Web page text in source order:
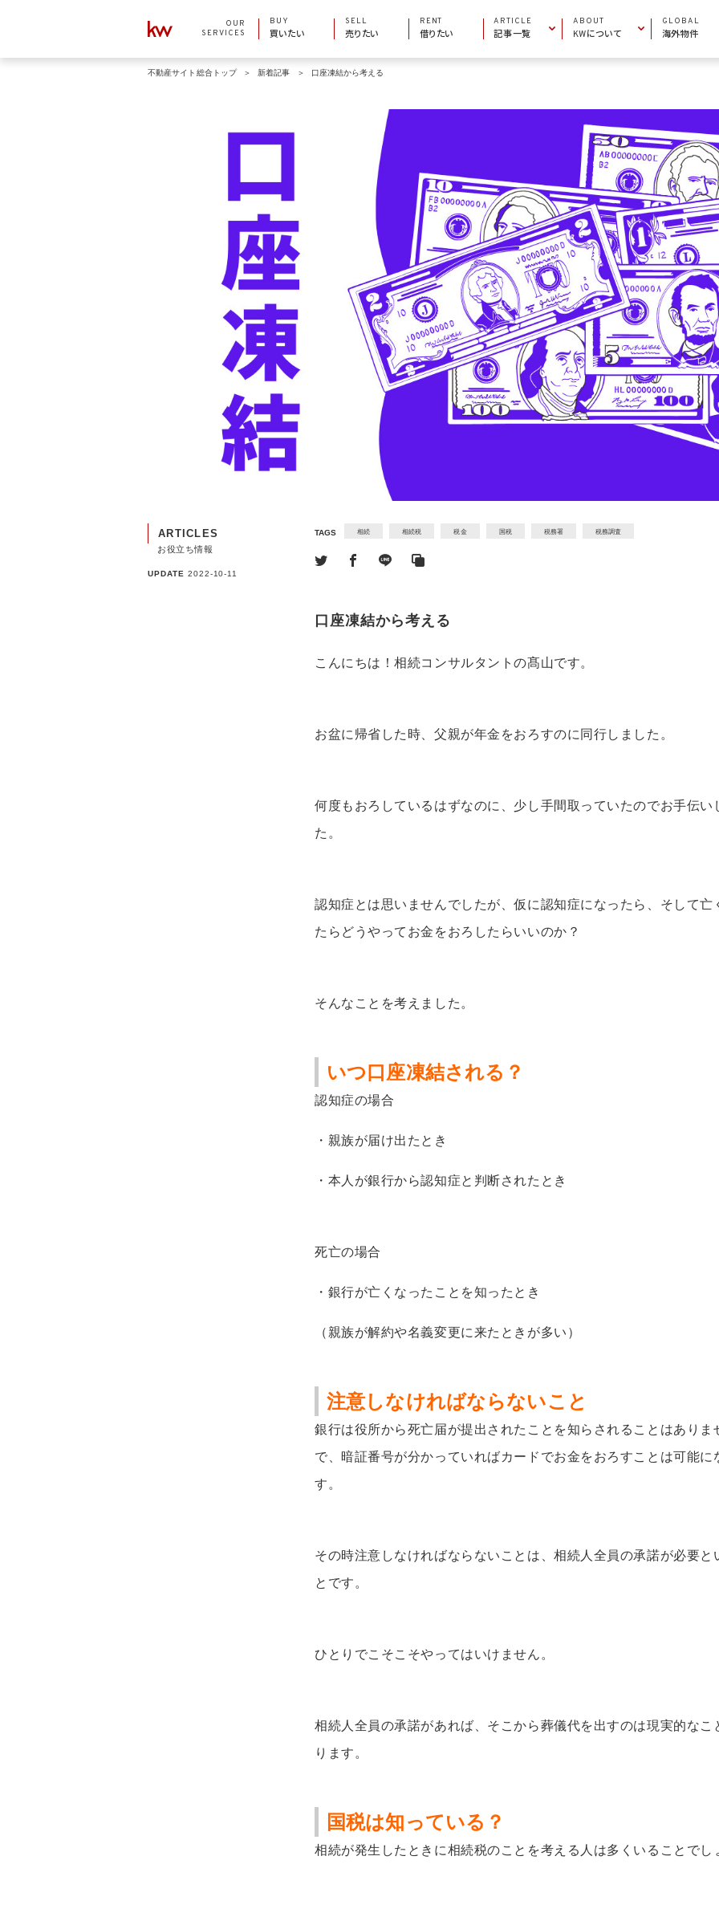
OUR
SERVICES
BUY
買いたい
SELL
売りたい
RENT
借りたい
ARTICLE
記事一覧
PROPERTY ARTICLE
ABOUT
KWについて
加盟店一覧
BECOME AN AGENT
エージェントになりたい
GLOBAL
海外物件
不動産サイト総合トップ 新着記事 口座凍結から考える
ARTICLES
お役立ち情報
UPDATE 2022-10-11
TAGS 相続 相続税 税金 国税 税務署 税務調査
口座凍結から考える
こんにちは！相続コンサルタントの髙山です。
お盆に帰省した時、父親が年金をおろすのに同行しました。
何度もおろしているはずなのに、少し手間取っていたのでお手伝い
た。
認知症とは思いませんでしたが、仮に認知症になったら、そして亡
たらどうやってお金をおろしたらいいのか？
そんなことを考えました。
いつ口座凍結される？
認知症の場合
・親族が届け出たとき
・本人が銀行から認知症と判断されたとき
死亡の場合
・銀行が亡くなったことを知ったとき
（親族が解約や名義変更に来た ときが多い）
注意しなければならないこと
銀行は役所から死亡届が提出されたことを知らされることはありま
で、 暗証番号が分かっていればカードでお金をおろすことは可能に
す。
その時注意しなければならないことは、相続人全員の承諾が必要と
とです。
ひとりでこそこそやってはいけません。
相続人全員の承諾があれば、そこから葬儀代を出すのは現実的なこ
ります。
国税は知っている？
相続が発生したときに相続税のことを考える人は多くいることでし